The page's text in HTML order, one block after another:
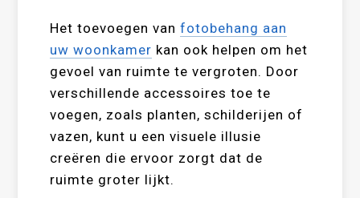
Het toevoegen vanfotobehang aan
uw woonkamer kan ook helpen om het
gevoel van ruimte te vergroten. Door
verschillende accessoires toe te
voegen, zoals planten, schilderijen of
vazen, kunt u een visuele illusie
creëren die ervoor zorgt dat de
ruimte groter lijkt.